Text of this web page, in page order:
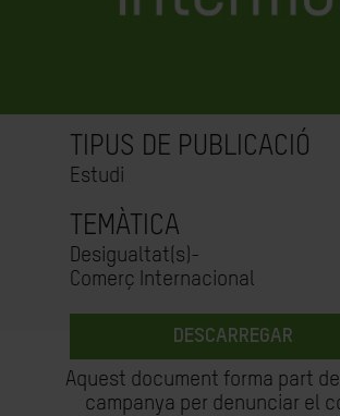
TIPUS DE PUBLICACIÓ
Estudi
TEMÀTICA
Desigualtat(s)-
Comerç Internacional
DESCARREGAR
Aquest document forma part
campanya per denunciar el